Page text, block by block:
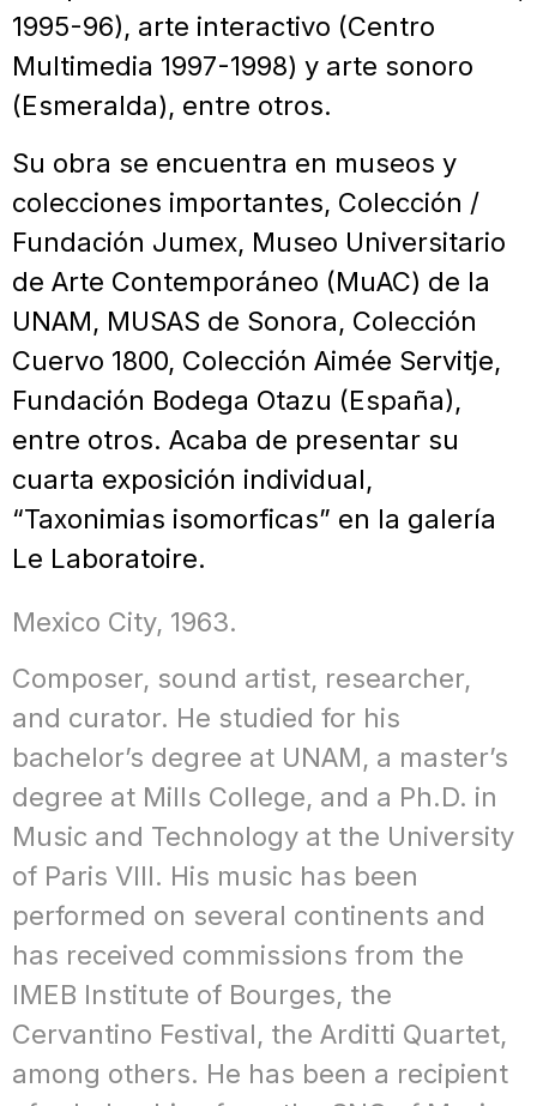
1995-96), arte interactivo (Centro
Multimedia 1997-1998) y arte sonoro
(Esmeralda), entre otros.
Su obra se encuentra en museos y
colecciones importantes, Colección /
Fundación Jumex, Museo Universitario
de Arte Contemporáneo (MuAC) de la
UNAM, MUSAS de Sonora, Colección
Cuervo 1800, Colección Aimée Servitje,
Fundación Bodega Otazu (España),
entre otros. Acaba de presentar su
cuarta exposición individual,
“Taxonimias isomorficas” en la galería
Le Laboratoire.
Mexico City, 1963.
Composer, sound artist, researcher,
and curator. He studied for his
bachelor’s degree at UNAM, a master’s
degree at Mills College, and a Ph.D. in
Music and Technology at the University
of Paris VIII. His music has been
performed on several continents and
has received commissions from the
IMEB Institute of Bourges, the
Cervantino Festival, the Arditti Quartet,
among others. He has been a recipient